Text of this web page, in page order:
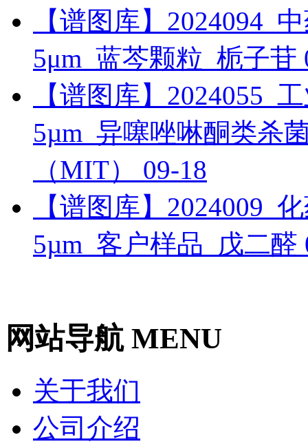
【谱图库】2024094_
5μm_蓝芩颗粒_栀子苷
【谱图库】2024055_
5µm_异噻唑啉酮类杀
（MIT） 09-18
【谱图库】2024009_
5µm_客户样品_戊二醛
网站导航 MENU
关于我们
公司介绍